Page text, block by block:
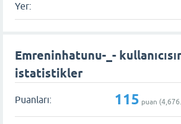
Yer:
Emreninhatunu-_-
istatistikler
Puanları: 115 puan (4,676